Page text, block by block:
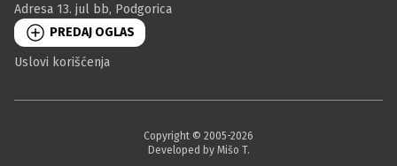
Adresa 13. jul bb, Podgorica
PREDAJ OGLAS
Uslovi korišćenja
Copyright © 2005-2026
Developed by Mišo T.